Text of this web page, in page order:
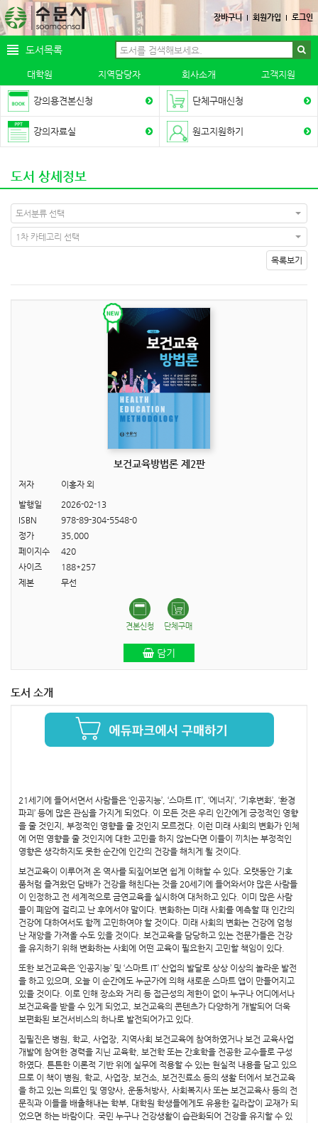
장바구니 회원가입 로그인
도서목록
대학원 지역담당자 회사소개 고객지원
강의용견본신청 단체구매신청
강의자료실 원고지원하기
도서 상세정보
도서분류 선택
1차 카테고리 선택
목록보기
보건교육방법론 제2판
저자
이홍자 외
발행일
2026-02-13
ISBN
978-89-304-5548-0
정가
35,000
페이지수
420
사이즈
188*257
제본
무선
견본신청 단체구매
담기
도서 소개
21세기에 들어서면서 사람들은 ‘인공지능’, ‘스마트 IT’, ‘에너지’, ‘기후변화’, ‘환경
파괴’ 등에 많은 관심을 가지게 되었다. 이 모든 것은 우리 인간에게 긍정적인 영향
을 줄 것인지, 부정적인 영향을 줄 것인지 모르겠다. 이런 미래 사회의 변화가 인체
에 어떤 영향을 줄 것인지에 대한 고민을 하지 않는다면 이들이 끼치는 부정적인
영향은 생각하지도 못한 순간에 인간의 건강을 해치게 될 것이다.
보건교육이 이루어져 온 역사를 되짚어보면 쉽게 이해할 수 있다. 오랫동안 기호
품처럼 즐겨왔던 담배가 건강을 해친다는 것을 20세기에 들어와서야 많은 사람들
이 인정하고 전 세계적으로 금연교육을 실시하여 대처하고 있다. 이미 많은 사람
들이 폐암에 걸리고 난 후에서야 말이다. 변화하는 미래 사회를 예측할 때 인간의
건강에 대하여서도 함께 고민하여야 할 것이다. 미래 사회의 변화는 건강에 엄청
난 재앙을 가져올 수도 있을 것이다. 보건교육을 담당하고 있는 전문가들은 건강
을 유지하기 위해 변화하는 사회에 어떤 교육이 필요한지 고민할 책임이 있다.
또한 보건교육은 ‘인공지능’ 및 ‘스마트 IT’ 산업의 발달로 상상 이상의 놀라운 발전
을 하고 있으며, 오늘 이 순간에도 누군가에 의해 새로운 스마트 앱이 만들어지고
있을 것이다. 이로 인해 장소와 거리 등 접근성의 제한이 없이 누구나 어디에서나
보건교육을 받을 수 있게 되었고, 보건교육의 콘텐츠가 다양하게 개발되어 더욱
보편화된 보건서비스의 하나로 발전되어가고 있다.
집필진은 병원, 학교, 사업장, 지역사회 보건교육에 참여하였거나 보건 교육사업
개발에 참여한 경력을 지닌 교육학, 보건학 또는 간호학을 전공한 교수들로 구성
하였다. 튼튼한 이론적 기반 위에 실무에 적용할 수 있는 현실적 내용을 담고 있으
므로 이 책이 병원, 학교, 사업장, 보건소, 보건진료소 등의 생활 터에서 보건교육
을 하고 있는 의료인 및 영양사, 운동처방사, 사회복지사 또는 보건교육사 등의 전
문직과 이들을 배출해내는 학부, 대학원 학생들에게도 유용한 길라잡이 교재가 되
었으면 하는 바람이다. 국민 누구나 건강생활이 습관화되어 건강을 유지할 수 있